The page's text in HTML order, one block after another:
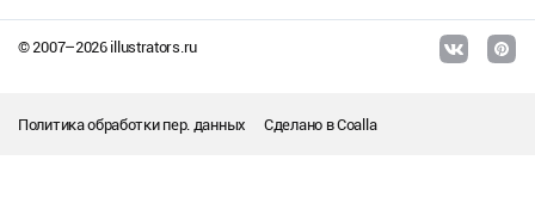
© 2007–2026illustrators.ru
Политика обработки пер. данных Сделано вCoalla